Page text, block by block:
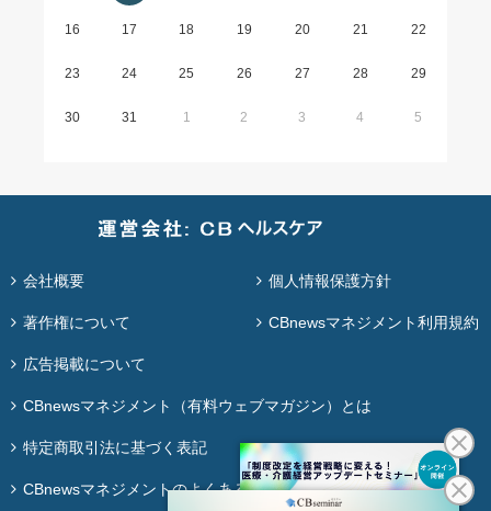
16 17 18 19 20 21 22
23 24 25 26 27 28 29
30 31 1 2 3 4 5
会社概要 個人情報保護方針
著作権について CBnewsマネジメント利用規約
広告掲載について
CBnewsマネジメント（有料ウェブマガジン）とは
特定商取引法に基づく表記
CBnewsマネジメントのよくある質問